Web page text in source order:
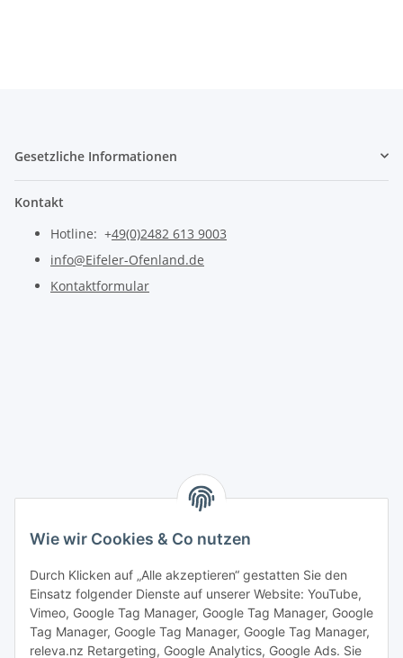
Gesetzliche Informationen
Kontakt
Hotline: +49(0)2482 613 9003
info@Eifeler-Ofenland.de
Kontaktformular
Wie wir Cookies & Co nutzen
Durch Klicken auf „Alle akzeptieren“ gestatten Sie den
Einsatz folgender Dienste auf unserer Website: YouTube,
Vimeo, Google Tag Manager, Google Tag Manager, Google
Tag Manager, Google Tag Manager, Google Tag Manager,
releva.nz Retargeting, Google Analytics, Google Ads. Sie